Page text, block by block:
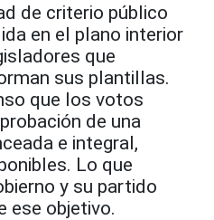
de criterio público
en el plano interior
que
sus plantillas.
que los votos
de una
e integral,
Lo que
y su partido
ese objetivo.